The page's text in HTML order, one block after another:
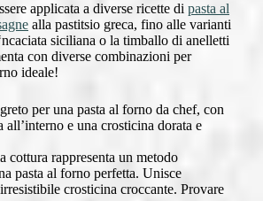
applicata a diverse ricette di pasta al
alla pastitsio greca, fino alle varianti
siciliana o la timballo di anelletti
con diverse combinazioni per
ideale!
per una pasta al forno da chef, con
all’interno e una crosticina dorata e
cottura rappresenta un metodo
pasta al forno perfetta. Unisce
crosticina croccante. Provare